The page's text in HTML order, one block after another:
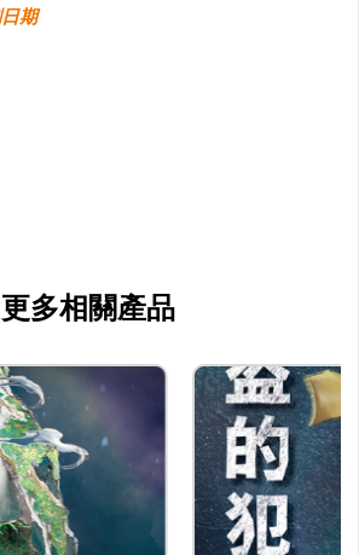
期
絡人姓名
更多相關產品